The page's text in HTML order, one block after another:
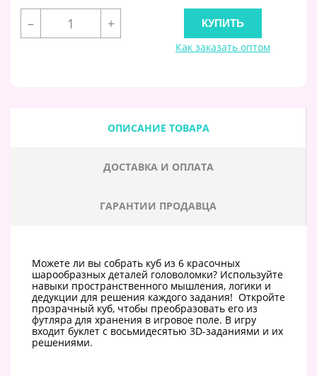
–
+
Как заказать оптом
ОПИСАНИЕ ТОВАРА
ДОСТАВКА И ОПЛАТА
ГАРАНТИИ ПРОДАВЦА
Можете ли вы собрать куб из 6 красочных
шарообразных деталей головоломки? Используйте
навыки пространственного мышления, логики и
дедукции для решения каждого задания! Откройте
прозрачный куб, чтобы преобразовать его из
футляра для хранения в игровое поле. В игру
входит буклет с восьмидесятью 3D-заданиями и их
решениями.